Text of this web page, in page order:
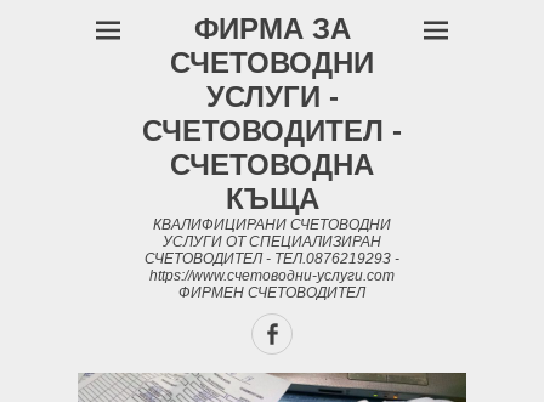
ФИРМА ЗА
СЧЕТОВОДНИ
УСЛУГИ -
СЧЕТОВОДИТЕЛ -
СЧЕТОВОДНА
КЪЩА
КВАЛИФИЦИРАНИ СЧЕТОВОДНИ
УСЛУГИ ОТ СПЕЦИАЛИЗИРАН
СЧЕТОВОДИТЕЛ - ТЕЛ.0876219293 -
https://www.счетоводни-услуги.com
ФИРМЕН СЧЕТОВОДИТЕЛ
Facebook